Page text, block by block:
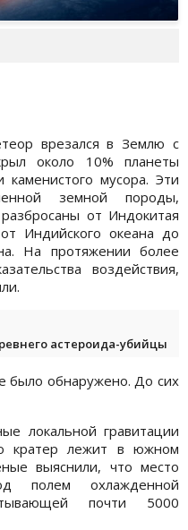
врезался в Землю с
около 10% планеты
мусора. Эти
земной породы,
от Индокитая
Индийского океана до
На протяжении более
воздействия,
астероида-убийцы
было обнаружено. До сих
локальной гравитации
кратер лежит в южном
выяснили, что место
полем охлажденной
почти 5000